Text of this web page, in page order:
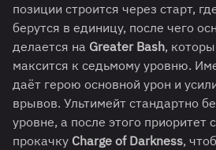
позиции строится через старт,
берутся в единицу, после чего
делается на Greater Bash,
максится к седьмому уровню.
даёт герою основной урон и
врывов. Ультимейт стандартно
уровне, а после этого приоритет
прокачку Charge of Darkness,